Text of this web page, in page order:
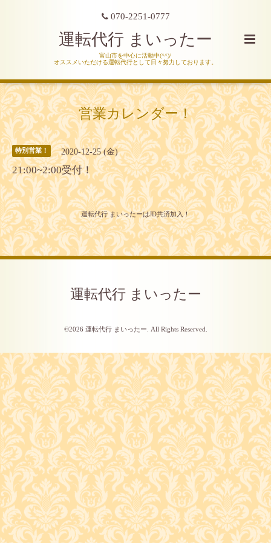
070-2251-0777
運転代行 まいったー
富山市を中心に活動中(^^)/
オススメいただける運転代行として日々努力しております。
営業カレンダー！
特別営業！ 2020-12-25 (金)
21:00~2:00受付！
運転代行 まいったーはJD共済加入！
運転代行 まいったー
©2026 運転代行 まいったー . All Rights Reserved.